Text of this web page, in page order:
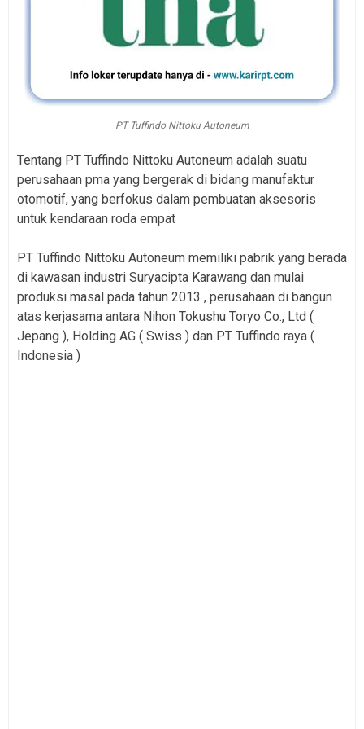
PT Tuffindo Nittoku Autoneum
Tentang PT Tuffindo Nittoku Autoneum adalah suatu
perusahaan pma yang bergerak di bidang manufaktur
otomotif, yang berfokus dalam pembuatan aksesoris
untuk kendaraan roda empat
PT Tuffindo Nittoku Autoneum memiliki pabrik yang berada
di kawasan industri Suryacipta Karawang dan mulai
produksi masal pada tahun 2013 , perusahaan di bangun
atas kerjasama antara Nihon Tokushu Toryo Co., Ltd (
Jepang ), Holding AG ( Swiss ) dan PT Tuffindo raya (
Indonesia )